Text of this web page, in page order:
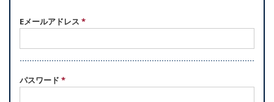
Eメールアドレス *
パスワード *